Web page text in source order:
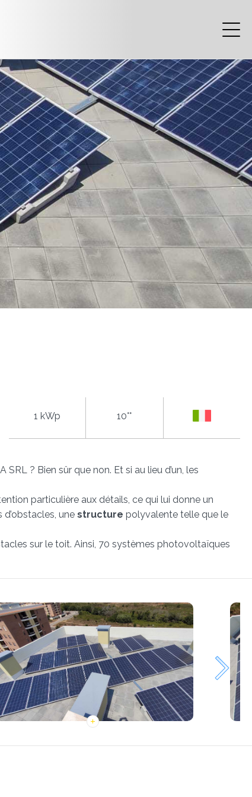
1 kWp 10°°
? Bien sûr que non. Et si au lieu d’un, les
particulière aux détails, ce qui lui donne un
d’obstacles, une structure polyvalente telle que le
sur le toit. Ainsi, 70 systèmes photovoltaïques